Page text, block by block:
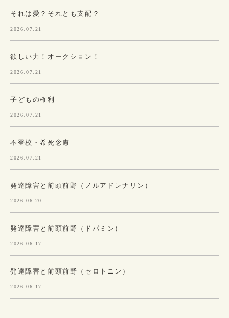
それは愛？それとも支配？
2026.07.21
欲しい力！オークション！
2026.07.21
子どもの権利
2026.07.21
不登校・希死念慮
2026.07.21
発達障害と前頭前野（ノルアドレナリン）
2026.06.20
発達障害と前頭前野（ドパミン）
2026.06.17
発達障害と前頭前野（セロトニン）
2026.06.17